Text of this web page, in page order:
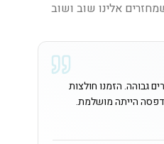
אלינו שוב ושוב
גבוהה. הזמנו חולצות
הייתה מושלמת.